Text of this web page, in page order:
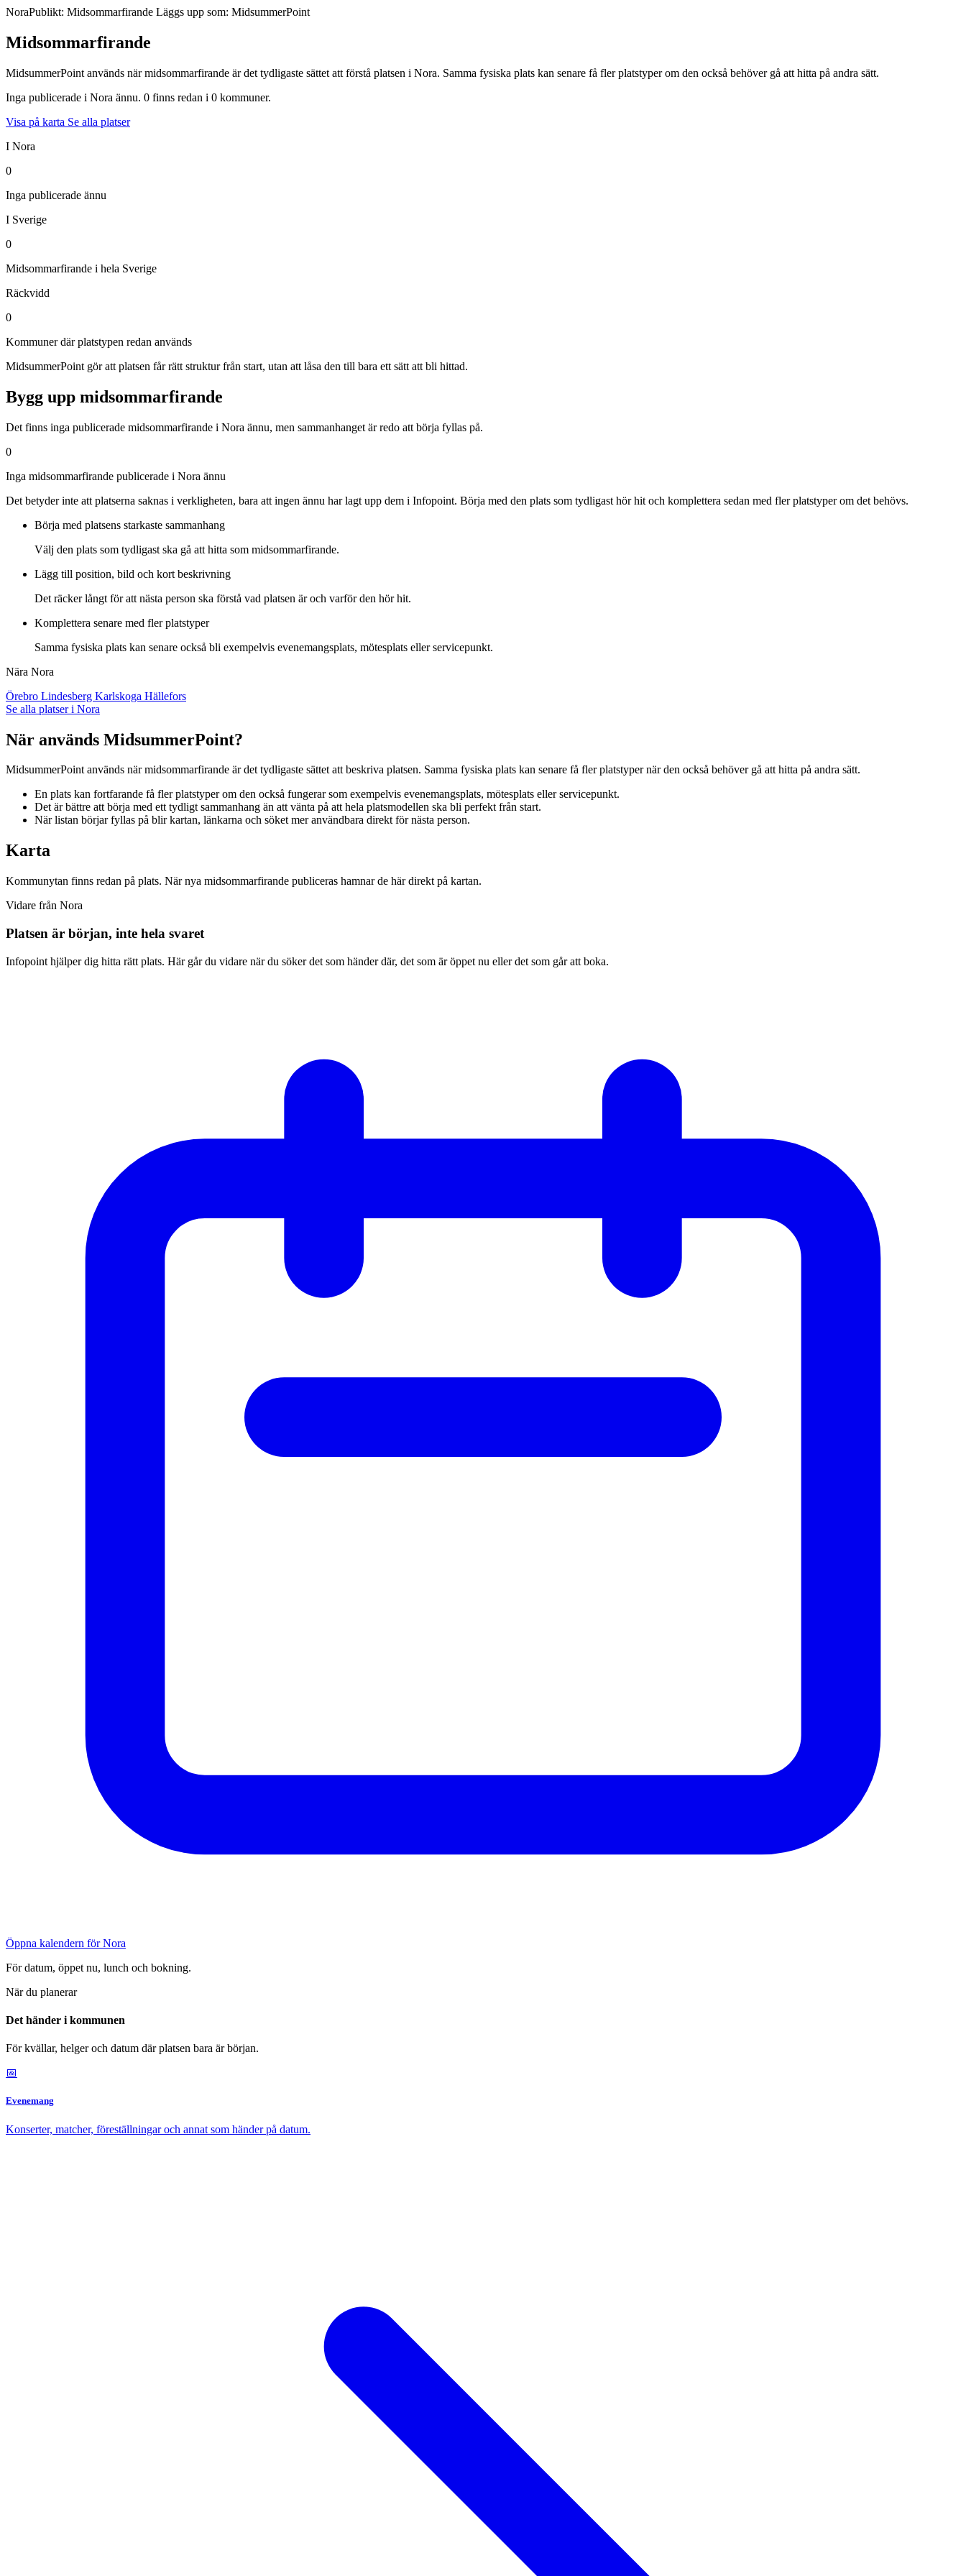
NoraPublikt: Midsommarfirande Läggs upp som: MidsummerPoint
Midsommarfirande
MidsummerPoint används när midsommarfirande är det tydligaste sättet att förstå platsen i Nora. Samma fysiska plats kan senare få fler platstyper om den också behöver gå att hitta på andra sätt.
Inga publicerade i Nora ännu. 0 finns redan i 0 kommuner.
Visa på karta Se alla platser
I Nora
0
Inga publicerade ännu
I Sverige
0
Midsommarfirande i hela Sverige
Räckvidd
0
Kommuner där platstypen redan används
MidsummerPoint gör att platsen får rätt struktur från start, utan att låsa den till bara ett sätt att bli hittad.
Bygg upp midsommarfirande
Det finns inga publicerade midsommarfirande i Nora ännu, men sammanhanget är redo att börja fyllas på.
0
Inga midsommarfirande publicerade i Nora ännu
Det betyder inte att platserna saknas i verkligheten, bara att ingen ännu har lagt upp dem i Infopoint. Börja med den plats som tydligast hör hit och komplettera sedan med fler platstyper om det behövs.
Börja med platsens starkaste sammanhang
Välj den plats som tydligast ska gå att hitta som midsommarfirande.
Lägg till position, bild och kort beskrivning
Det räcker långt för att nästa person ska förstå vad platsen är och varför den hör hit.
Komplettera senare med fler platstyper
Samma fysiska plats kan senare också bli exempelvis evenemangsplats, mötesplats eller servicepunkt.
Nära Nora
Örebro Lindesberg Karlskoga Hällefors
Se alla platser i Nora
När används MidsummerPoint?
MidsummerPoint används när midsommarfirande är det tydligaste sättet att beskriva platsen. Samma fysiska plats kan senare få fler platstyper när den också behöver gå att hitta på andra sätt.
En plats kan fortfarande få fler platstyper om den också fungerar som exempelvis evenemangsplats, mötesplats eller servicepunkt.
Det är bättre att börja med ett tydligt sammanhang än att vänta på att hela platsmodellen ska bli perfekt från start.
När listan börjar fyllas på blir kartan, länkarna och söket mer användbara direkt för nästa person.
Karta
Kommunytan finns redan på plats. När nya midsommarfirande publiceras hamnar de här direkt på kartan.
Vidare från Nora
Platsen är början, inte hela svaret
Infopoint hjälper dig hitta rätt plats. Här går du vidare när du söker det som händer där, det som är öppet nu eller det som går att boka.
Öppna kalendern för Nora
För datum, öppet nu, lunch och bokning.
När du planerar
Det händer i kommunen
För kvällar, helger och datum där platsen bara är början.
📅
Evenemang
Konserter, matcher, föreställningar och annat som händer på datum.